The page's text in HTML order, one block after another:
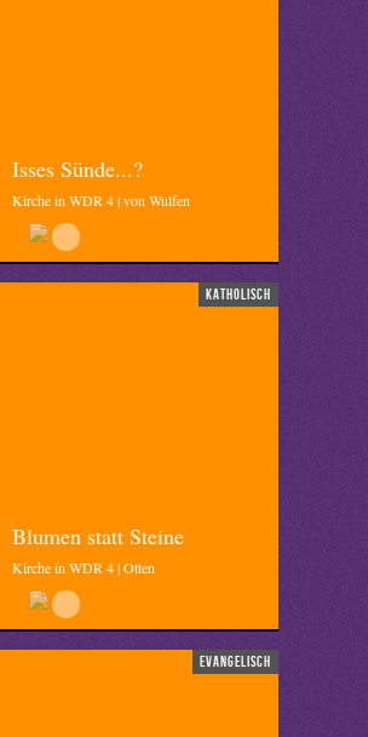
Isses Sünde...?
Kirche in WDR 4 | von Wulfen
katholisch
Blumen statt Steine
Kirche in WDR 4 | Otten
evangelisch